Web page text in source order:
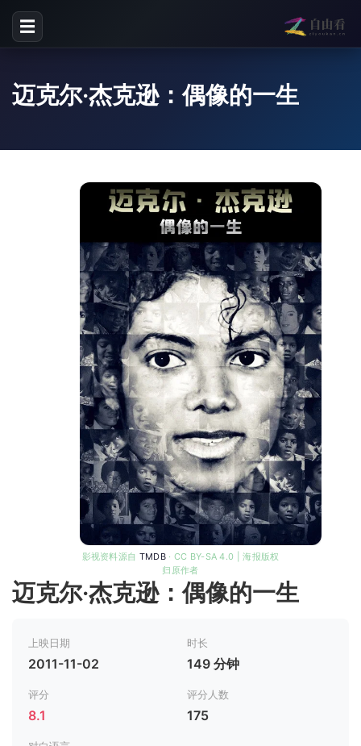
☰
迈克尔·杰克逊：偶像的一生
影视资料源自 TMDB· CC BY-SA 4.0 | 海报版权
归原作者
迈克尔·杰克逊：偶像的一生
上映日期
2011-11-02
时长
149 分钟
评分
8.1
评分人数
175